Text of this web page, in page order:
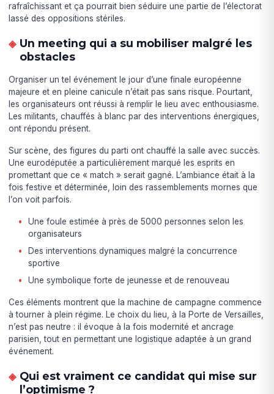
rafraîchissant et ça pourrait bien séduire une partie de l’électorat
lassé des oppositions stériles.
Un meeting qui a su mobiliser malgré les
obstacles
Organiser un tel événement le jour d’une finale européenne
majeure et en pleine canicule n’était pas sans risque. Pourtant,
les organisateurs ont réussi à remplir le lieu avec enthousiasme.
Les militants, chauffés à blanc par des interventions énergiques,
ont répondu présent.
Sur scène, des figures du parti ont chauffé la salle avec succès.
Une eurodéputée a particulièrement marqué les esprits en
promettant que ce « match » serait gagné. L’ambiance était à la
fois festive et déterminée, loin des rassemblements mornes que
l’on voit parfois.
Une foule estimée à près de 5000 personnes selon les
organisateurs
Des interventions dynamiques malgré la concurrence
sportive
Une symbolique forte de jeunesse et de renouveau
Ces éléments montrent que la machine de campagne commence
à tourner à plein régime. Le choix du lieu, à la Porte de Versailles,
n’est pas neutre : il évoque à la fois modernité et ancrage
parisien, tout en permettant une logistique adaptée à un grand
événement.
Qui est vraiment ce candidat qui mise sur
l’optimisme ?